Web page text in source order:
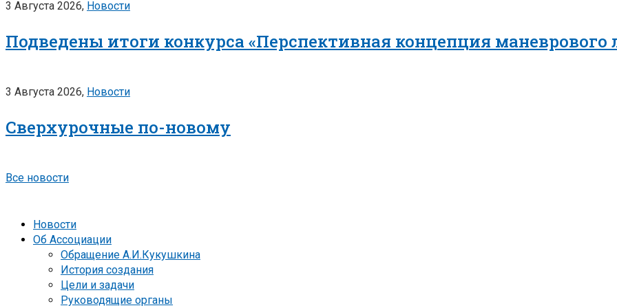
3 Августа 2026, Новости
Подведены итоги конкурса «Перспективная концепция маневрового
3 Августа 2026, Новости
Сверхурочные по-новому
Все новости
Новости
Об Ассоциации
Обращение А.И.Кукушкина
История создания
Цели и задачи
Руководящие органы